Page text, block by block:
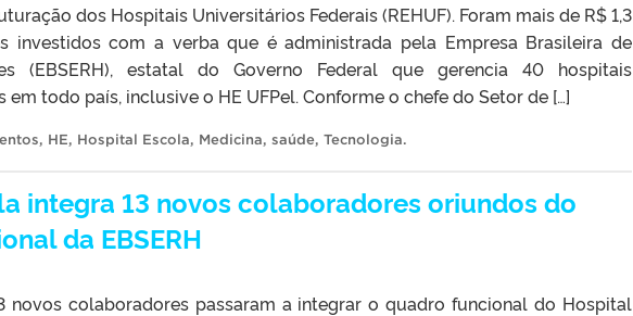
dos Hospitais Universitários Federais (REHUF). Foram mais de R$ 1,3
investidos com a verba que é administrada pela Empresa Brasileira de
(EBSERH), estatal do Governo Federal que gerencia 40 hospitais
em todo país, inclusive o HE UFPel. Conforme o chefe do Setor de […]
, HE, Hospital Escola, Medicina, saúde, Tecnologia.
integra 13 novos colaboradores oriundos do
da EBSERH
novos colaboradores passaram a integrar o quadro funcional do Hospital